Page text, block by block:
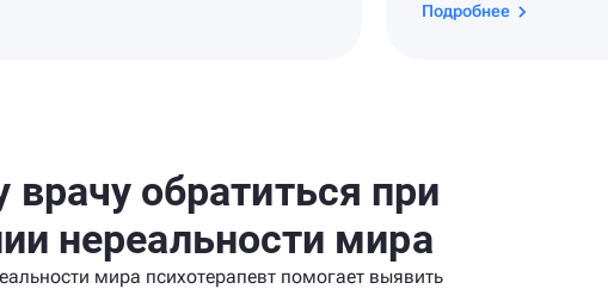
Подробнее
врачу обратиться при
нереальности мира
мира психотерапевт помогает выявить